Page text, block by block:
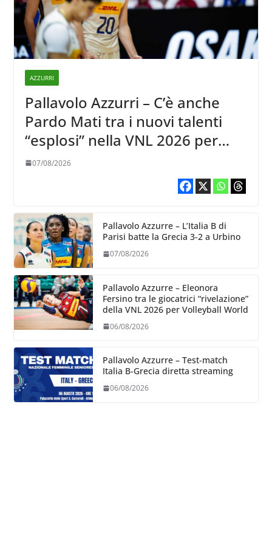
AZZURRI
Pallavolo Azzurri – C’è anche
Pardo Mati tra i nuovi talenti
“esplosi” nella VNL 2026 per
Volleyball World
07/08/2026
Pallavolo Azzurre – L’Italia B di
Parisi batte la Grecia 3-2 a Urbino
07/08/2026
Pallavolo Azzurre – Eleonora
Fersino tra le giocatrici “rivelazione”
della VNL 2026 per Volleyball World
06/08/2026
Pallavolo Azzurre – Test-match
Italia B-Grecia diretta streaming
06/08/2026